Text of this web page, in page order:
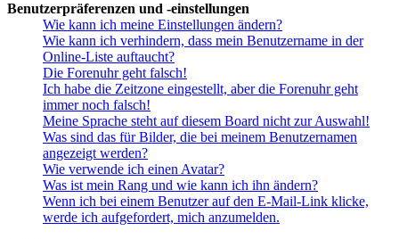
Benutzerpräferenzen und -einstellungen
Wie kann ich meine Einstellungen ändern?
Wie kann ich verhindern, dass mein Benutzername in der
Online-Liste auftaucht?
Die Forenuhr geht falsch!
Ich habe die Zeitzone eingestellt, aber die Forenuhr geht
immer noch falsch!
Meine Sprache steht auf diesem Board nicht zur Auswahl!
Was sind das für Bilder, die bei meinem Benutzernamen
angezeigt werden?
Wie verwende ich einen Avatar?
Was ist mein Rang und wie kann ich ihn ändern?
Wenn ich bei einem Benutzer auf den E-Mail-Link klicke,
werde ich aufgefordert, mich anzumelden.